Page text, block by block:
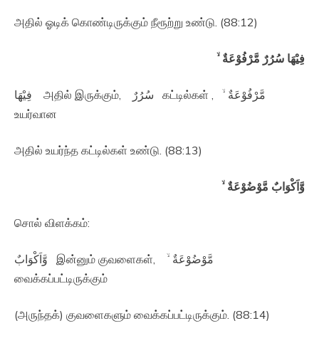
அதில் ஓடிக் கொண்டிருக்கும் நீரூற்று உண்டு. (88:12)
فِيْهَا سُرُرٌ مَّرْفُوْعَةٌ ۙ‏
فِيْهَا அதில் இருக்கும், سُرُرٌ கட்டில்கள் , مَّرْفُوْعَةٌ ۙ‏
உயர்வான
அதில் உயர்ந்த கட்டில்கள் உண்டு. (88:13)
وَّاَكْوَابٌ مَّوْضُوْعَةٌ ۙ‏
சொல் விளக்கம்:
وَّاَكْوَابٌ இன்னும் குவளைகள், مَّوْضُوْعَةٌ ۙ‏
வைக்கப்பட்டிருக்கும்
(அருந்தக்) குவளைகளும் வைக்கப்பட்டிருக்கும். (88:14)